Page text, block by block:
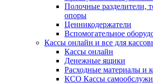
Полочные разделители,
опоры
Ценникодержатели
Вспомогательное
Кассы онлайн и все для
Кассы онлайн
Денежные ящики
Расходные материалы и
КСО Кассы